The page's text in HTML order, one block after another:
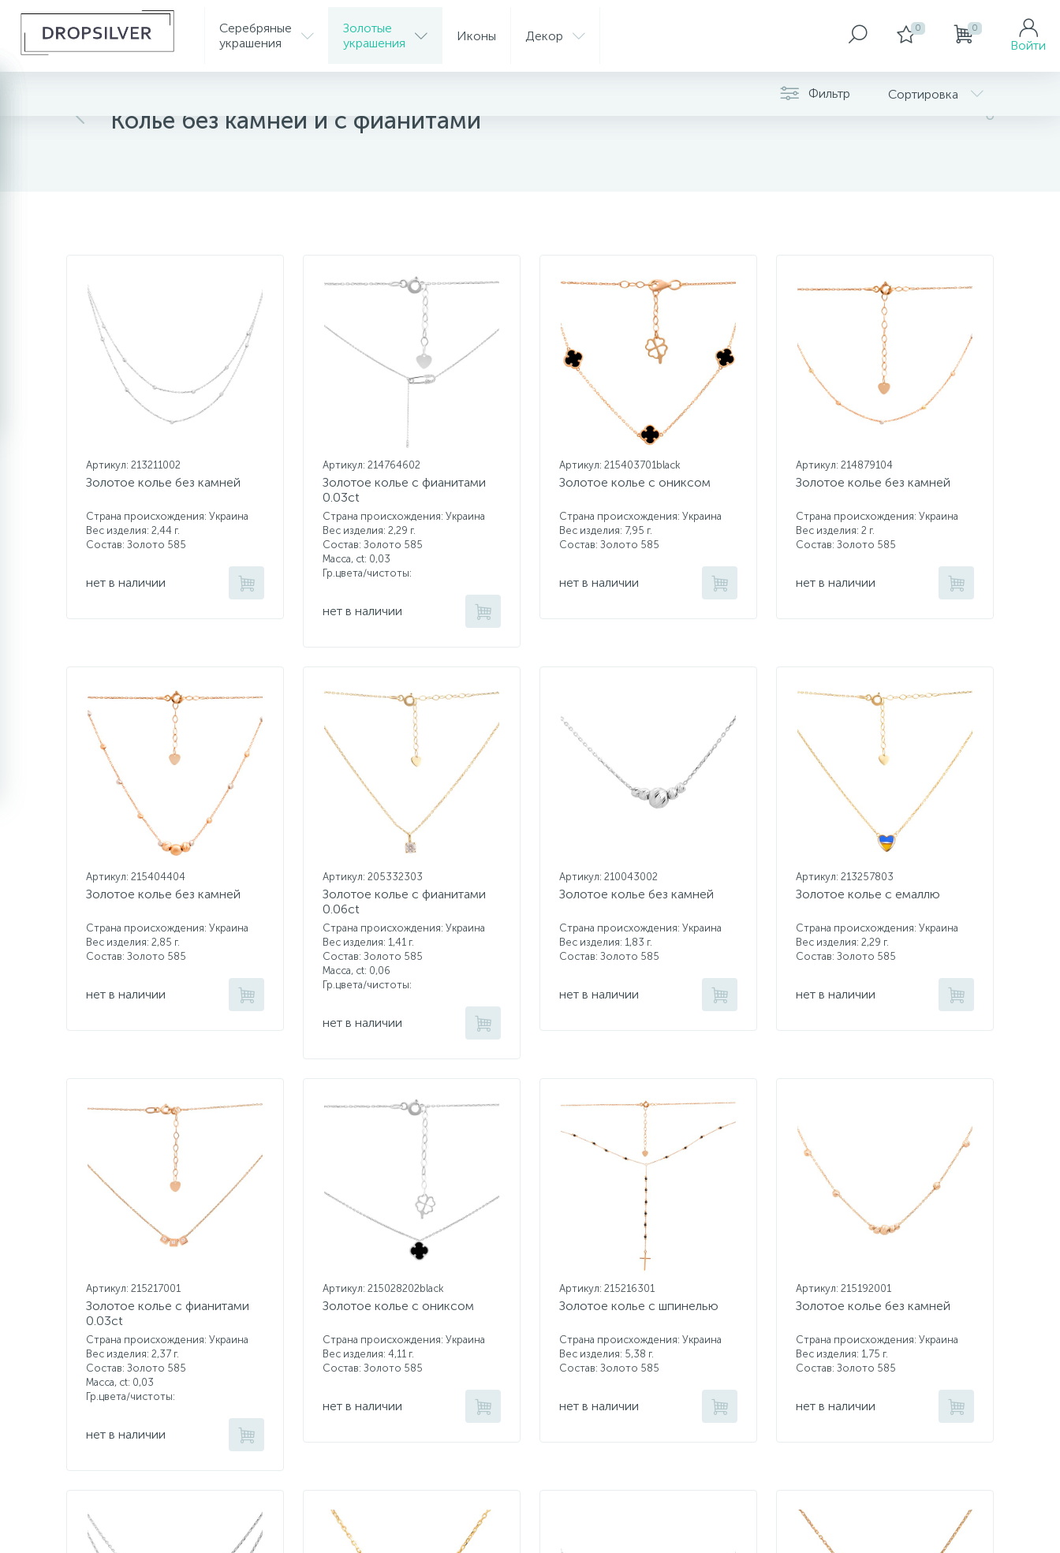
Серебряные
украшения
Золотые
украшения
Иконы Декор 0 0
Войти
Колье без камней и с фианитами
Фильтр Сортировка
Артикул: 213211002
Золотое колье без камней
Страна происхождения: Украина
Вес изделия: 2,44 г.
Состав: Золото 585
нет в наличии
Артикул: 214764602
Золотое колье с фианитами
0.03ct
Страна происхождения: Украина
Вес изделия: 2,29 г.
Состав: Золото 585
Масса, ct: 0,03
Гр.цвета/чистоты:
нет в наличии
Артикул: 215403701black
Золотое колье с ониксом
Страна происхождения: Украина
Вес изделия: 7,95 г.
Состав: Золото 585
нет в наличии
Артикул: 214879104
Золотое колье без камней
Страна происхождения: Украина
Вес изделия: 2 г.
Состав: Золото 585
нет в наличии
Артикул: 215404404
Золотое колье без камней
Страна происхождения: Украина
Вес изделия: 2,85 г.
Состав: Золото 585
нет в наличии
Артикул: 205332303
Золотое колье с фианитами
0.06ct
Страна происхождения: Украина
Вес изделия: 1,41 г.
Состав: Золото 585
Масса, ct: 0,06
Гр.цвета/чистоты:
нет в наличии
Артикул: 210043002
Золотое колье без камней
Страна происхождения: Украина
Вес изделия: 1,83 г.
Состав: Золото 585
нет в наличии
Артикул: 213257803
Золотое колье с емаллю
Страна происхождения: Украина
Вес изделия: 2,29 г.
Состав: Золото 585
нет в наличии
Артикул: 215217001
Золотое колье с фианитами
0.03ct
Страна происхождения: Украина
Вес изделия: 2,37 г.
Состав: Золото 585
Масса, ct: 0,03
Гр.цвета/чистоты:
нет в наличии
Артикул: 215028202black
Золотое колье с ониксом
Страна происхождения: Украина
Вес изделия: 4,11 г.
Состав: Золото 585
нет в наличии
Артикул: 215216301
Золотое колье с шпинелью
Страна происхождения: Украина
Вес изделия: 5,38 г.
Состав: Золото 585
нет в наличии
Артикул: 215192001
Золотое колье без камней
Страна происхождения: Украина
Вес изделия: 1,75 г.
Состав: Золото 585
нет в наличии